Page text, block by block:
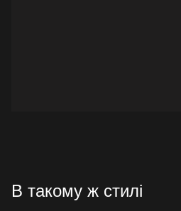
В такому ж стилі